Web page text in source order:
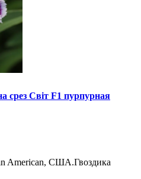
срез Світ F1 пурпурная
American, США.Гвоздика